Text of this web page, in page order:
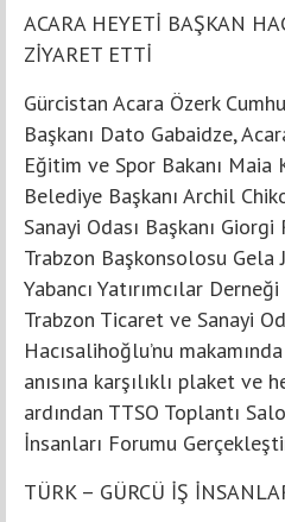
ACARA HEYETİ BAŞKAN
ZİYARET ETTİ
Gürcistan Acara Özerk
Başkanı Dato Gabaidze,
Eğitim ve Spor Bakanı Maia
Belediye Başkanı Archil
Sanayi Odası Başkanı Giorgi
Trabzon Başkonsolosu Gela
Yabancı Yatırımcılar
Trabzon Ticaret ve Sanayi
Hacısalihoğlu’nu
anısına karşılıklı plaket ve
ardından TTSO Toplantı
İnsanları Forumu
TÜRK – GÜRCÜ İŞ